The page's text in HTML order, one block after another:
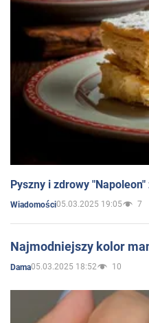
Pyszny i zdrowy
Wiadomości05.03.2025 19:05 7
Najmodniejszy kolor
Dama05.03.2025 18:52 10